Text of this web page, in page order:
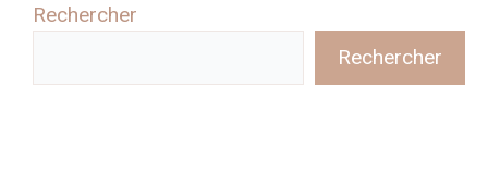
Rechercher
Rechercher